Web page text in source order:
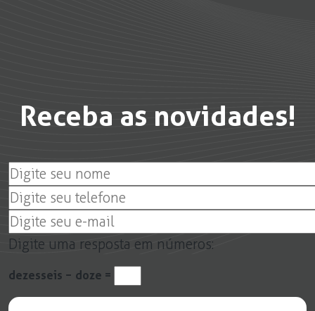
Receba as novidades!
Digite uma resposta em números:
dezesseis − doze =